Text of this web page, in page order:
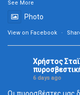
See More
Photo
View on Facebook ·
Χρήστος
6 days ago
Οι πυροσβέστες μας